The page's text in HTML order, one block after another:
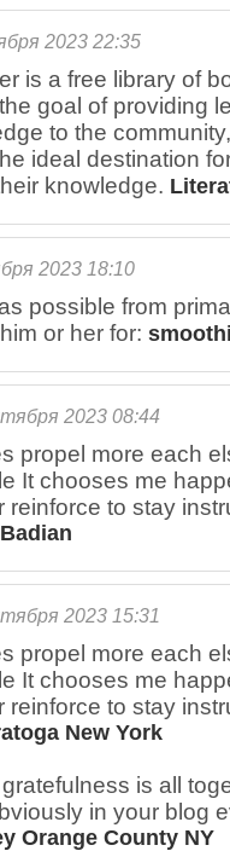
2023 22:35
is a free library of
goal of providing
to the
ideal destination
knowledge.
2023 18:10
possible from
or her for:
2023 08:44
propel more each
It chooses me
reinforce to stay
2023 15:31
propel more each
It chooses me
reinforce to stay
New York
is all
in your blog
Orange County NY